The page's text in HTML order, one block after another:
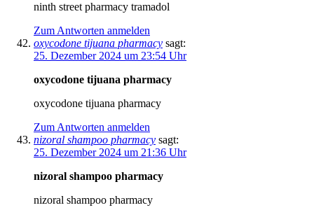
ninth street pharmacy tramadol
Zum Antworten anmelden
oxycodone tijuana pharmacy sagt:
25. Dezember 2024 um 23:54 Uhr
oxycodone tijuana pharmacy
oxycodone tijuana pharmacy
Zum Antworten anmelden
nizoral shampoo pharmacy sagt:
25. Dezember 2024 um 21:36 Uhr
nizoral shampoo pharmacy
nizoral shampoo pharmacy